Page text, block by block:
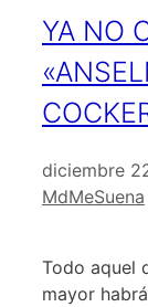
YA NO
diciembre
MdMeSuena
Todo aquel
mayor